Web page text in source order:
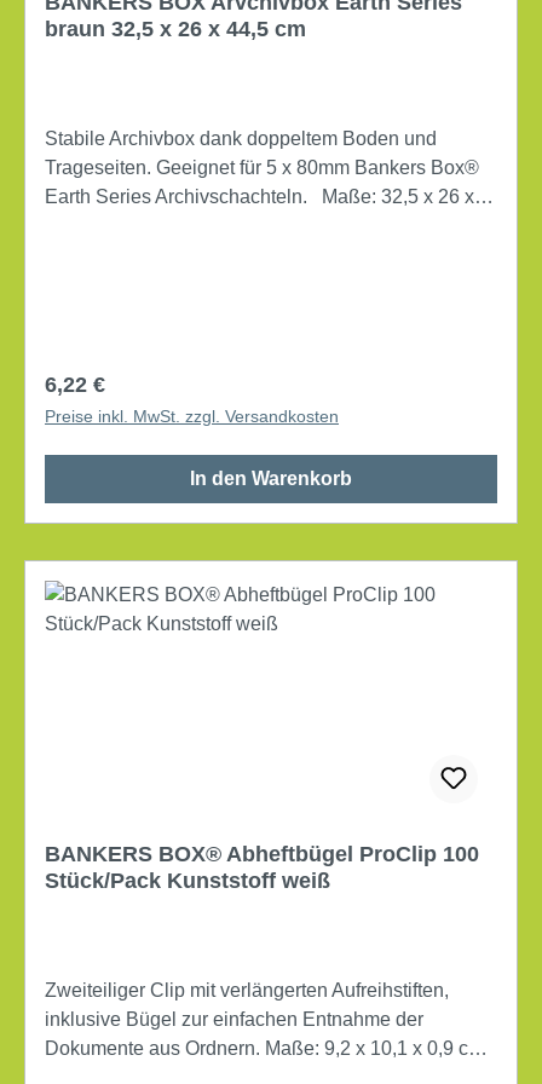
braun 32,5 x 26 x 44,5 cm
Stabile Archivbox dank doppeltem Boden und
Trageseiten. Geeignet für 5 x 80mm Bankers Box®
Earth Series Archivschachteln. Maße: 32,5 x 26 x
Regulärer Preis:
6,22 €
Preise inkl. MwSt. zzgl. Versandkosten
In den Warenkorb
BANKERS BOX® Abheftbügel ProClip 100
Stück/Pack Kunststoff weiß
Zweiteiliger Clip mit verlängerten Aufreihstiften,
inklusive Bügel zur einfachen Entnahme der
Dokumente aus Ordnern. Maße: 9,2 x 10,1 x 0,9 cm